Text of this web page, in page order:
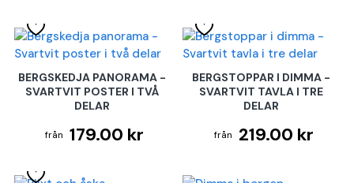
BERGSKEDJA PANORAMA -
SVARTVIT POSTER I TVÅ
DELAR
179.00 kr
BERGSTOPPAR I DIMMA -
SVARTVIT TAVLA I TRE
DELAR
219.00 kr